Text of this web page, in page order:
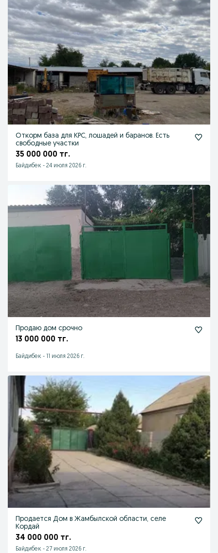
Откорм база для КРС, лошадей и баранов. Есть
свободные участки
35 000 000 тг.
Байдибек - 24 июля 2026 г.
Продаю дом срочно
13 000 000 тг.
Байдибек - 11 июля 2026 г.
Продается Дом в Жамбылской области, селе
Кордай
34 000 000 тг.
Байдибек - 27 июля 2026 г.